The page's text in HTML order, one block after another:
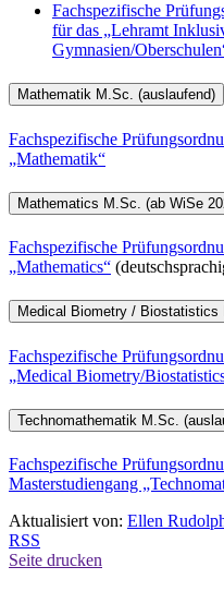
Fachspezifische
für das „Lehramt
Gymnasien/
Mathematik M.Sc. (auslaufend)
Fachspezifische
„Mathematik“
Mathematics M.Sc. (ab WiSe
Fachspezifische
„Mathematics“
Medical Biometry / Biostatistics
Fachspezifische
„Medical Biometry/
Technomathematik M.Sc.
Fachspezifische
Masterstudiengang
Aktualisiert von: Ellen
RSS
Seite drucken